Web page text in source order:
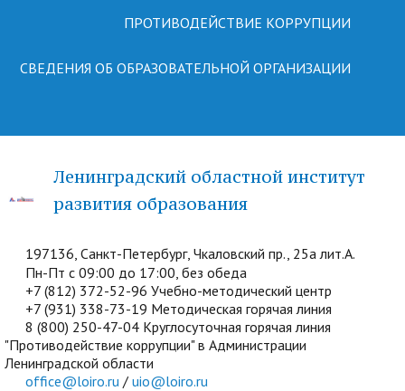
ПРОТИВОДЕЙСТВИЕ КОРРУПЦИИ
СВЕДЕНИЯ ОБ ОБРАЗОВАТЕЛЬНОЙ ОРГАНИЗАЦИИ
Ленинградский областной институт
развития образования
197136, Санкт-Петербург, Чкаловский пр., 25а лит.А.
Пн-Пт с 09:00 до 17:00, без обеда
+7 (812) 372-52-96 Учебно-методический центр
+7 (931) 338-73-19 Методическая горячая линия
8 (800) 250-47-04 Круглосуточная горячая линия
"Противодействие коррупции" в Администрации
Ленинградской области
office@loiro.ru / uio@loiro.ru